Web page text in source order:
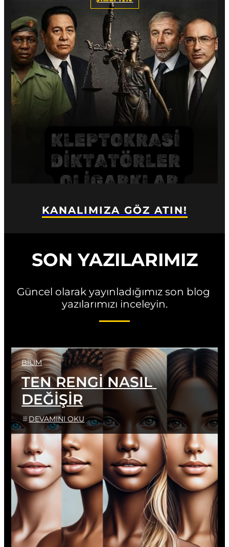
KANALIMIZA GÖZ ATIN!
SON YAZILARIMIZ
Güncel olarak yayınladığımız son blog
yazılarımızı inceleyin.
BILIM
TEN RENGİ NASIL
DEĞİŞİR
DEVAMINI OKU